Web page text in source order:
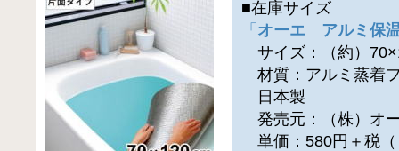
■在庫サイズ
「 オーエ アルミ保
サイズ：（約）
材質：アルミ蒸着
日本製
発売元：（株）オ
単価：580円＋税（